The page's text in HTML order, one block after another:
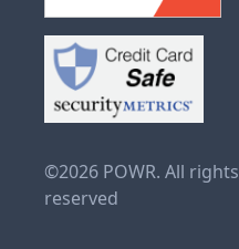
©2026 POWR. All rights
reserved